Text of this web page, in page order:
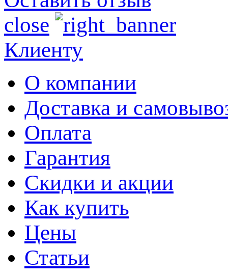
close
Клиенту
О компании
Доставка и
Оплата
Гарантия
Скидки и акции
Как купить
Цены
Статьи